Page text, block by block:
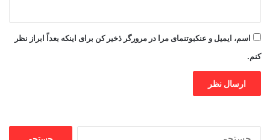
اسم، ایمیل و عنکبوتنمای مرا در مرورگر ذخیر کن برای اینکه بعداً ابراز نظر
کنم.